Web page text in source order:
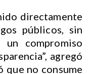
directamente
públicos, sin
compromiso
agregó
que no consume